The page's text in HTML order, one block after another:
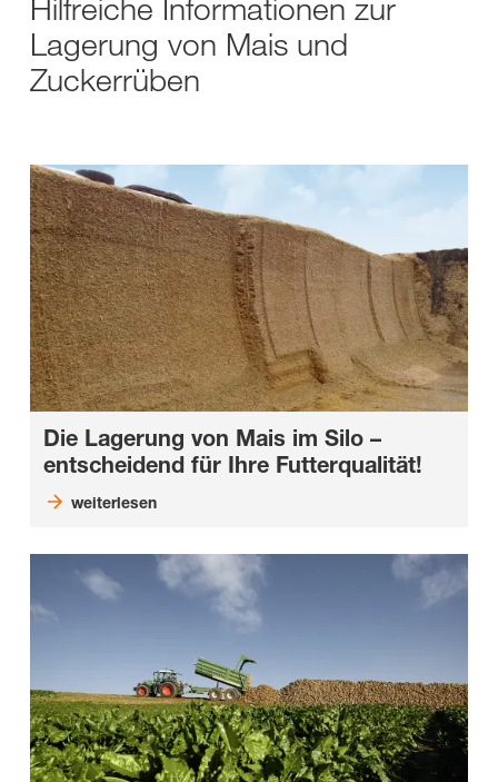
Hilfreiche Informationen zur
Lagerung von Mais und
Zuckerrüben
Die Lagerung von Mais im Silo –
entscheidend für Ihre Futterqualität!
weiterlesen